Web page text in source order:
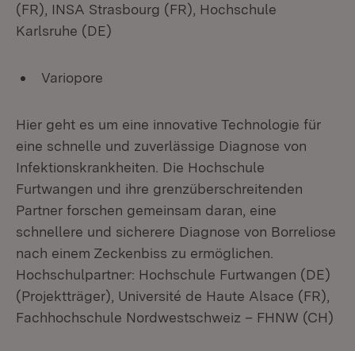
(FR), INSA Strasbourg (FR), Hochschule
Karlsruhe (DE)
Variopore
Hier geht es um eine innovative Technologie für
eine schnelle und zuverlässige Diagnose von
Infektionskrankheiten. Die Hochschule
Furtwangen und ihre grenzüberschreitenden
Partner forschen gemeinsam daran, eine
schnellere und sicherere Diagnose von Borreliose
nach einem Zeckenbiss zu ermöglichen.
Hochschulpartner: Hochschule Furtwangen (DE)
(Projektträger), Université de Haute Alsace (FR),
Fachhochschule Nordwestschweiz – FHNW (CH)